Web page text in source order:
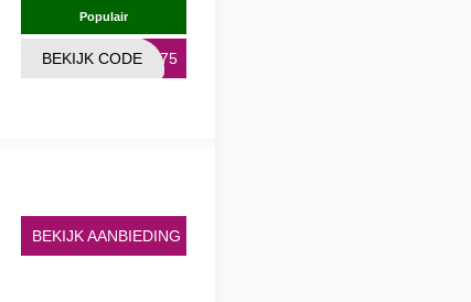
Populair
NG75
BEKIJK CODE
BEKIJK AANBIEDING